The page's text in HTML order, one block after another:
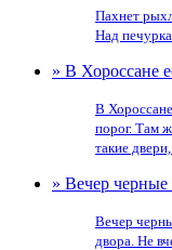
Пахнет
Над
» В Хороссане
В
порог. Там
такие
» Вечер
Вечер
двора. Не